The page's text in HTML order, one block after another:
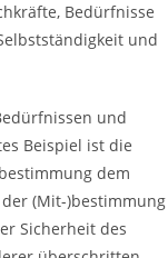
Bedürfnisse
und
und
Beispiel ist die
dem
(Mit-)bestimmung
Sicherheit des